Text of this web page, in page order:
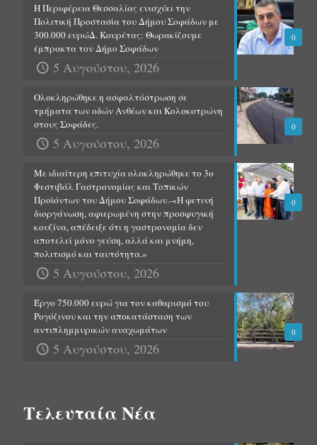
0
Η Περιφέρεια Θεσσαλίας ενισχύει την
Πολιτική Προστασία του Δήμου Σοφάδων με
300.000 ευρώΔ. Κουρέτας: Θωρακίζουμε
έμπρακτα τον Δήμο Σοφάδων
5 Αυγούστου, 2026
0
Ολοκληρώθηκε η ασφαλτόστρωση σε
τμήματα των οδών Ανθέων και Κολοκοτρώνη
στους Σοφάδες.
5 Αυγούστου, 2026
0
Με ιδιαίτερη επιτυχία ολοκληρώθηκε το 3ο
Φεστιβάλ Γαστρονομίας και Τοπικών
Προϊόντων του Δήμου Σοφάδων.-«Η φετινή
διοργάνωση, αφιερωμένη στην προσφυγική
κουζίνα, απέδειξε ότι η γαστρονομία δεν
αποτελεί μόνο γεύση, αλλά και μνήμη,
πολιτισμό και ταυτότητα.»
5 Αυγούστου, 2026
0
Έργο 750.000 ευρώ για τον καθαρισμό του
Ρογόζινου και την αποκατάσταση των
αντιπλημμυρικών αναχωμάτων
5 Αυγούστου, 2026
Τελευταία Νέα